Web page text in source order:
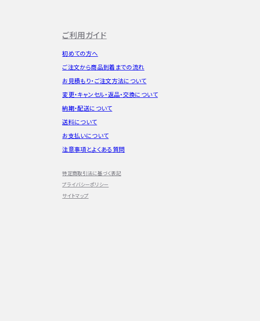
ご利用ガイド
初めての方へ
ご注文から商品到着までの流れ
お見積もり・ご注文方法について
変更・キャンセル・返品・交換について
納期・配送について
送料について
お支払いについて
注意事項とよくある質問
特定商取引法に基づく表記
プライバシーポリシー
サイトマップ